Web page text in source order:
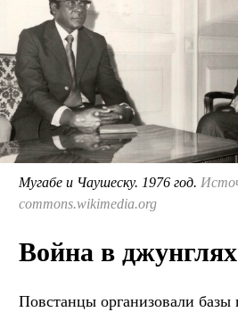
Мугабе и Чаушеску. 1976 год.
commons.wikimedia.org
Война в джунглях
Повстанцы организовали базы